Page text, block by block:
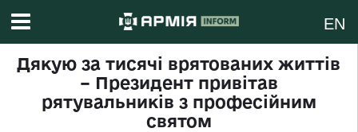
EN
Дякую за тисячі врятованих життів
– Президент привітав
рятувальників з професійним
святом